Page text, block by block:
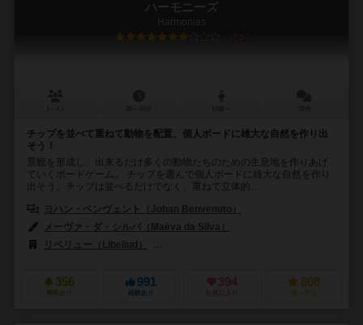
ハーモニーズ
Harmonies
7.5
チップを並べて重ねて動物を配置、個人ボードに雄大な自然を作り出
そう！
景観を形成し、出来るだけ多くの動物たちのための生息地を作りあげ
ていくボードゲーム。 チップを選んで個人ボードに雄大な自然を作り
出そう。チップは並べるだけでなく、重ねて立体的...
ヨハン・ベンヴェント（Johan Benvenuto）
メーヴァ・ダ・シルバ（Maëva da Silva）
リベリュー（Libellud）
356
興味あり
991
経験あり
394
お気に入り
808
持ってる